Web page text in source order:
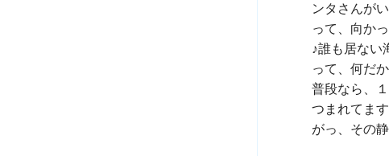
ンタさんが
って、向か
♪誰も居ない
って、何だ
普段なら、
つまれてます
がっ、その